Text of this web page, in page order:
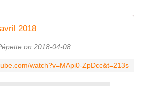
2018
on 2018-04-08.
watch?v=MApi0-ZpDcc&t=213s